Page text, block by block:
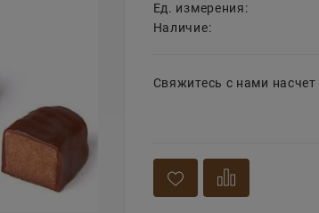
Ед. измерения:
Наличие:
Свяжитесь с нами